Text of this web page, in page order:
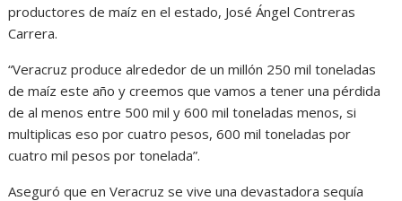
productores de maíz en el estado, José Ángel Contreras
Carrera.
“Veracruz produce alrededor de un millón 250 mil toneladas
de maíz este año y creemos que vamos a tener una pérdida
de al menos entre 500 mil y 600 mil toneladas menos, si
multiplicas eso por cuatro pesos, 600 mil toneladas por
cuatro mil pesos por tonelada”.
Aseguró que en Veracruz se vive una devastadora sequía